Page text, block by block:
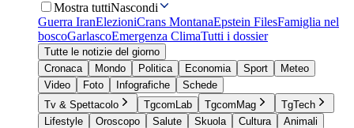
Mostra tuttiNascondi
Guerra IranElezioniCrans MontanaEpstein FilesFamiglia nel
boscoGarlascoEmergenza ClimaTutti i dossier
Tutte le notizie del giorno
Cronaca
Mondo Politica Economia Sport
Meteo
Video
Foto Infografiche
Schede
Tv & Spettacolo
TgcomLab TgcomMag
TgTech
Lifestyle
Oroscopo Salute Skuola Cultura
Animali